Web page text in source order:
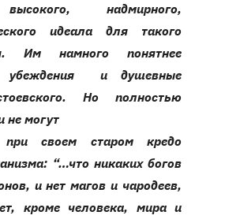
надмирного,
идеала для такого
Им намного понятнее
убеждения и душевные
Но полностью
не могут
своем старом кредо
“…что никаких богов
и нет магов и чародеев,
кроме человека, мира и